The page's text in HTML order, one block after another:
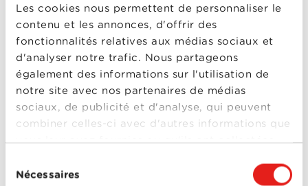
Les cookies nous permettent de personnaliser le
contenu et les annonces, d'offrir des
fonctionnalités relatives aux médias sociaux et
d'analyser notre trafic. Nous partageons
également des informations sur l'utilisation de
notre site avec nos partenaires de médias
sociaux, de publicité et d'analyse, qui peuvent
combiner celles-ci avec d'autres informations que
duNécessaires
Toy Story :
Angoisse au
motel
0-0
Michael,Richard
Darbois
Shrek 4 - Il était
une fin
Année
de
sortie
2010
Réalisé
Mike Mitchell
Avec Alain Chabat,Barbara